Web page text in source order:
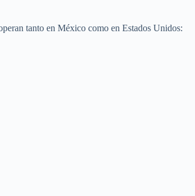
tanto en México como en Estados Unidos: